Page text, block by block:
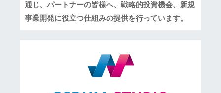
通じ、パートナーの皆様へ、戦略的投資機会、新規
事業開発に役立つ仕組みの提供を行っています。